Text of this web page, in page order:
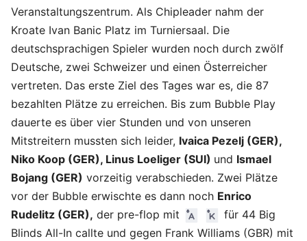
Veranstaltungszentrum. Als Chipleader nahm der
Kroate Ivan Banic Platz im Turniersaal. Die
deutschsprachigen Spieler wurden noch durch zwölf
Deutsche, zwei Schweizer und einen Österreicher
vertreten. Das erste Ziel des Tages war es, die 87
bezahlten Plätze zu erreichen. Bis zum Bubble Play
dauerte es über vier Stunden und von unseren
Mitstreitern mussten sich leider, Ivaica Pezelj (GER),
Niko Koop (GER), Linus Loeliger (SUI) und Ismael
Bojang (GER) vorzeitig verabschieden. Zwei Plätze
vor der Bubble erwischte es dann noch Enrico
Rudelitz (GER), der pre-flop mit
für 44 Big
Blinds All-In callte und gegen Frank Williams (GBR) mit